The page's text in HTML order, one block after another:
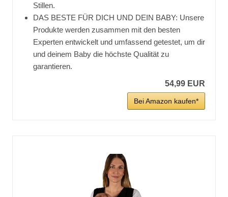
Stillen.
DAS BESTE FÜR DICH UND DEIN BABY: Unsere
Produkte werden zusammen mit den besten
Experten entwickelt und umfassend getestet, um dir
und deinem Baby die höchste Qualität zu
garantieren.
54,99 EUR
Bei Amazon kaufen*